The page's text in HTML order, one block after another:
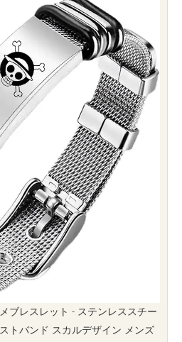
ブレスレット - ステンレススチー
トバンド スカルデザイン メンズ